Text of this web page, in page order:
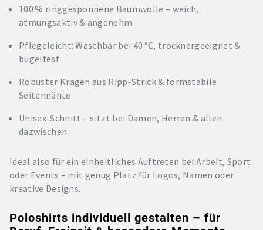
100 % ringgesponnene Baumwolle – weich,
atmungsaktiv & angenehm
Pflegeleicht: Waschbar bei 40 °C, trocknergeeignet &
bügelfest
Robuster Kragen aus Ripp-Strick & formstabile
Seitennähte
Unisex-Schnitt – sitzt bei Damen, Herren & allen
dazwischen
Ideal also für ein einheitliches Auftreten bei Arbeit, Sport
oder Events – mit genug Platz für Logos, Namen oder
kreative Designs.
Poloshirts individuell gestalten – für